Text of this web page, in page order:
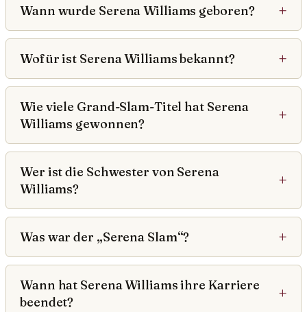
Wann wurde Serena Williams geboren?
Wofür ist Serena Williams bekannt?
Wie viele Grand-Slam-Titel hat Serena
Williams gewonnen?
Wer ist die Schwester von Serena
Williams?
Was war der „Serena Slam“?
Wann hat Serena Williams ihre Karriere
beendet?